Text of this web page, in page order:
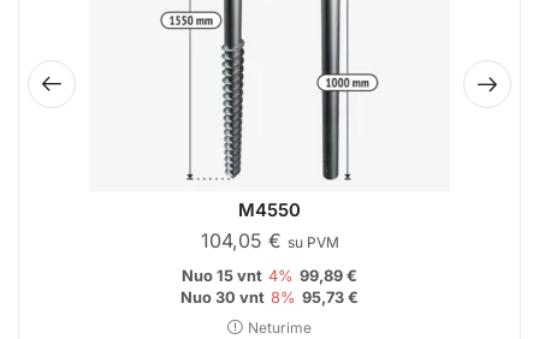
M4550
104,05 € su PVM
Nuo 15 vnt 4% 99,89 €
Nuo 30 vnt 8% 95,73 €
Neturime